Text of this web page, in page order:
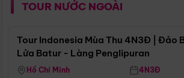
TOUR NƯỚC NGOÀI
Tour Indonesia Mùa Thu 4N3Đ | Đảo
Lửa Batur - Làng Penglipuran
Hồ Chí Minh 4N3Đ